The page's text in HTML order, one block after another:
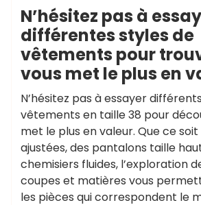
N’hésitez pas à
différentes styles de
vêtements pour
vous met le plus en
N’hésitez pas à essayer
vêtements en taille 38 pour
met le plus en valeur. Que ce
ajustées, des pantalons taille
chemisiers fluides, l’exploration
coupes et matières vous
les pièces qui correspondent le